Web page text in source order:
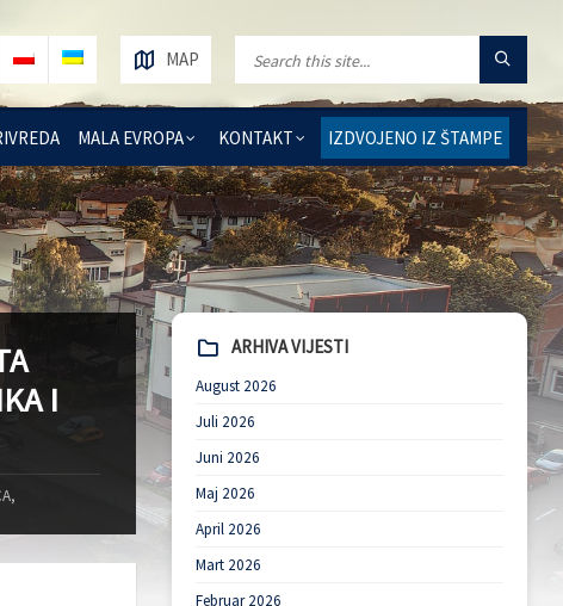
MALA EVROPA KONTAKT IZDVOJENO IZ ŠTAMPE
MAP
I
ARHIVA VIJESTI
August 2026
Juli 2026
Juni 2026
Maj 2026
April 2026
Mart 2026
Februar 2026